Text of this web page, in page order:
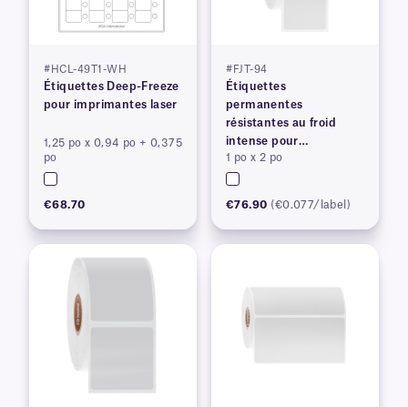
#HCL-49T1-WH
Étiquettes Deep-Freeze
pour imprimantes laser
1,25 po x 0,94 po + 0,375
po
€68.70
#FJT-94
Étiquettes
permanentes
résistantes au froid
intense pour
imprimantes à transfert
thermique
1 po x 2 po
€76.90 (€0.077/label)